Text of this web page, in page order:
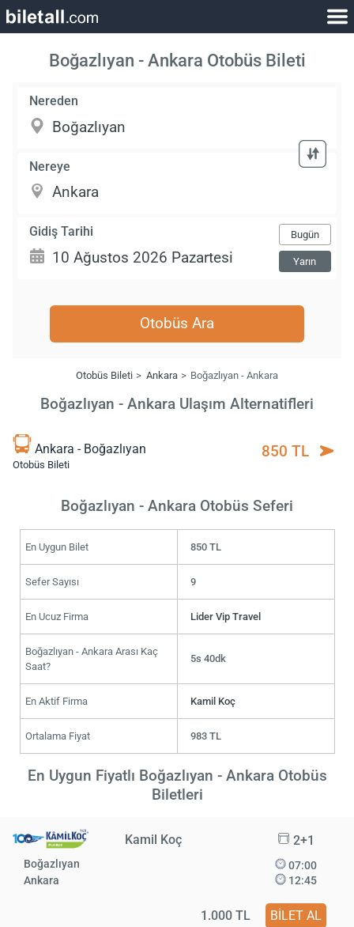
Boğazlıyan - Ankara Otobüs Bileti
Nereden
Nereye
Gidiş Tarihi Bugün
Yarın
Otobüs Ara
Otobüs Bileti Ankara Boğazlıyan - Ankara
Boğazlıyan - Ankara Ulaşım Alternatifleri
Ankara - Boğazlıyan
Otobüs Bileti
850 TL
Boğazlıyan - Ankara Otobüs Seferi
En Uygun Bilet 850 TL
Sefer Sayısı 9
En Ucuz Firma Lider Vip Travel
Boğazlıyan - Ankara Arası Kaç
Saat?
5s 40dk
En Aktif Firma Kamil Koç
Ortalama Fiyat 983 TL
En Uygun Fiyatlı Boğazlıyan - Ankara Otobüs
Biletleri
Kamil Koç 2+1
Boğazlıyan
Ankara
07:00
12:45
1.000 TL BİLET AL